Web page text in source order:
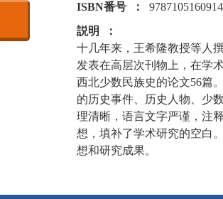
ISBN番号
9787105160914
説明
十几年来，王希隆教授等人
发表在高层次刊物上，在学
西北少数民族史的论文56篇
的历史事件、历史人物、少
理清晰，语言文字严谨，注
想，填补了学术研究的空白
想和研究成果。